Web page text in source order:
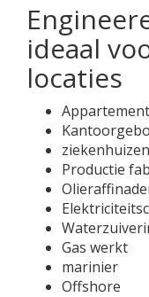
ideaal
locaties
ziekenhuizen
Productie
Gas werkt
marinier
Offshore